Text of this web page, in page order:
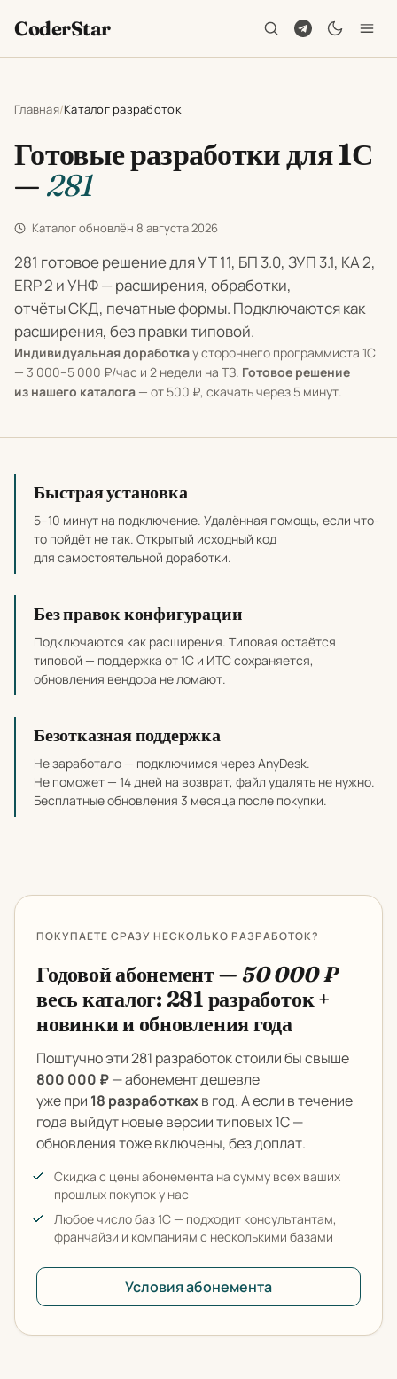
CoderStar
Главная Каталог разработок
Готовые разработки для 1С
— 281
Каталог обновлён 8 августа 2026
281 готовое решение для УТ 11, БП 3.0, ЗУП 3.1, КА 2,
ERP 2 и УНФ — расширения, обработки,
отчёты СКД, печатные формы. Подключаются как
расширения, без правки типовой.
Индивидуальная доработкау стороннего программиста 1С
— 3 000–5 000 ₽/час и 2 недели на ТЗ. Готовое решение
из нашего каталога — от 500 ₽, скачать через 5 минут.
Почему выбирать наши разработки
Быстрая установка
5–10 минут на подключение. Удалённая помощь, если что-
то пойдёт не так. Открытый исходный код
для самостоятельной доработки.
Без правок конфигурации
Подключаются как расширения. Типовая остаётся
типовой — поддержка от 1С и ИТС сохраняется,
обновления вендора не ломают.
Безотказная поддержка
Не заработало — подключимся через AnyDesk.
Не поможет — 14 дней на возврат, файл удалять не нужно.
Бесплатные обновления 3 месяца после покупки.
ПОКУПАЕТЕ СРАЗУ НЕСКОЛЬКО РАЗРАБОТОК?
Годовой абонемент — 50 000 ₽
весь каталог: 281 разработок +
новинки и обновления года
Поштучно эти 281 разработок стоили бы свыше
800 000 ₽— абонемент дешевле
уже при 18 разработкахв год. А если в течение
года выйдут новые версии типовых 1С —
обновления тоже включены, без доплат.
Скидка с цены абонемента на сумму всех ваших
прошлых покупок у нас
Любое число баз 1С — подходит консультантам,
франчайзи и компаниям с несколькими базами
Условия абонемента